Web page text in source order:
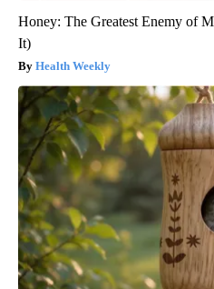
Honey: The Greatest Enemy of
It)
Health Weekly